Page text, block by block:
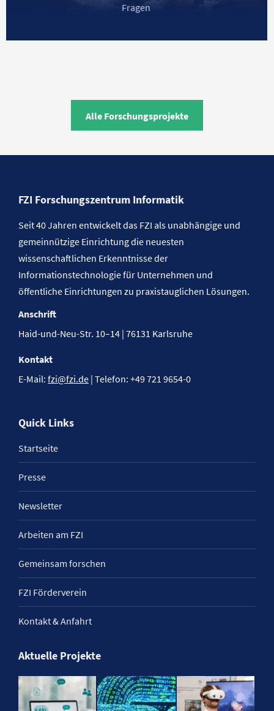
Fragen
Alle Forschungsprojekte
FZI Forschungszentrum Informatik
Seit 40 Jahren entwickelt das FZI als unabhängige und
gemeinnützige Einrichtung die neuesten
wissenschaftlichen Erkenntnisse der
Informationstechnologie für Unternehmen und
öffentliche Einrichtungen zu praxistauglichen Lösungen.
Anschrift
Haid-und-Neu-Str. 10–14 | 76131 Karlsruhe
Kontakt
E-Mail: fzi@fzi.de | Telefon: +49 721 9654-0
Quick Links
Startseite
Presse
Newsletter
Arbeiten am FZI
Gemeinsam forschen
FZI Förderverein
Kontakt & Anfahrt
Aktuelle Projekte